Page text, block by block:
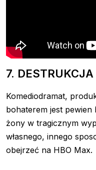
7. DESTRUKCJA
Komediodramat,
bohaterem jest
żony w tragicznym
własnego, innego
obejrzeć na HBO Max.